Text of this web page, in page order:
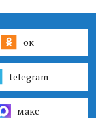
ок
telegram
макс